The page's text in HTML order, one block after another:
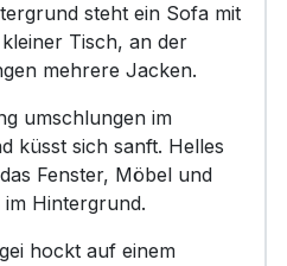
steht ein Sofa mit
Tisch, an der
mehrere Jacken.
umschlungen im
küsst sich sanft. Helles
Fenster, Möbel und
Hintergrund.
hockt auf einem